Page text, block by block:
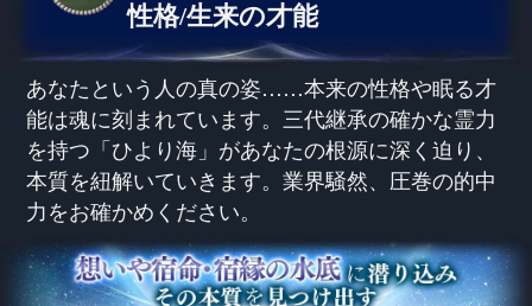
性格/生来の才能
あなたという人の真の姿……本来の性格や眠る才
能は魂に刻まれています。三代継承の確かな霊力
を持つ「ひより海」があなたの根源に深く迫り、
本質を紐解いていきます。業界騒然、圧巻の的中
力をお確かめください。